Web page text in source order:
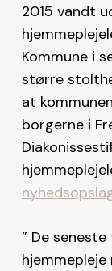
2015 vandt
Kommune i
større
at
borgerne i
” De